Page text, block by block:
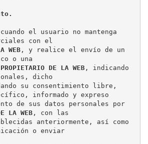
el usuario no mantenga
WEB, y realice el envío de un
o una
PROPIETARIO DE LA WEB, indicando
dicho
su consentimiento libre,
informado y expreso
de sus datos personales por
LA WEB, con las
anteriormente, así como
o enviar